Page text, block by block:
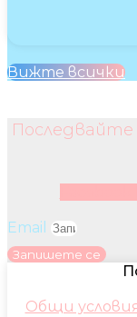
Вижте всички
Email
Запишете се
Общи